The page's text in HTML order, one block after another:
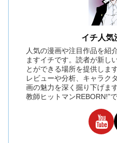
イチ人気
人気の漫画や注目作品を紹
ますイチです。読者が新し
とができる場所を提供しま
レビューや分析、キャラク
画の魅力を深く掘り下げま
教師ヒットマンREBORN!”で